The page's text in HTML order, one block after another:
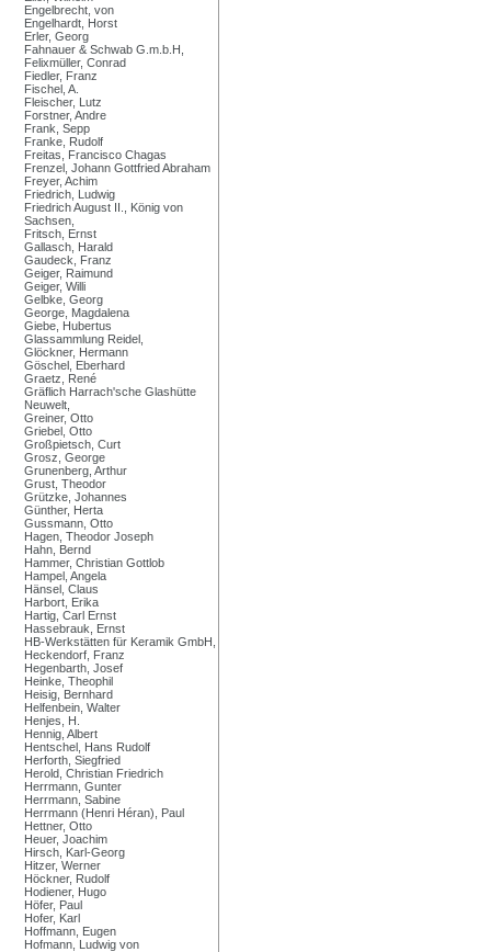
Engelbrecht, von
Engelhardt, Horst
Erler, Georg
Fahnauer & Schwab G.m.b.H,
Felixmüller, Conrad
Fiedler, Franz
Fischel, A.
Fleischer, Lutz
Forstner, Andre
Frank, Sepp
Franke, Rudolf
Freitas, Francisco Chagas
Frenzel, Johann Gottfried Abraham
Freyer, Achim
Friedrich, Ludwig
Friedrich August II., König von
Sachsen,
Fritsch, Ernst
Gallasch, Harald
Gaudeck, Franz
Geiger, Raimund
Geiger, Willi
Gelbke, Georg
George, Magdalena
Giebe, Hubertus
Glassammlung Reidel,
Glöckner, Hermann
Göschel, Eberhard
Graetz, René
Gräflich Harrach'sche Glashütte
Neuwelt,
Greiner, Otto
Griebel, Otto
Großpietsch, Curt
Grosz, George
Grunenberg, Arthur
Grust, Theodor
Grützke, Johannes
Günther, Herta
Gussmann, Otto
Hagen, Theodor Joseph
Hahn, Bernd
Hammer, Christian Gottlob
Hampel, Angela
Hänsel, Claus
Harbort, Erika
Hartig, Carl Ernst
Hassebrauk, Ernst
HB-Werkstätten für Keramik GmbH,
Heckendorf, Franz
Hegenbarth, Josef
Heinke, Theophil
Heisig, Bernhard
Helfenbein, Walter
Henjes, H.
Hennig, Albert
Hentschel, Hans Rudolf
Herforth, Siegfried
Herold, Christian Friedrich
Herrmann, Gunter
Herrmann, Sabine
Herrmann (Henri Héran), Paul
Hettner, Otto
Heuer, Joachim
Hirsch, Karl-Georg
Hitzer, Werner
Höckner, Rudolf
Hodiener, Hugo
Höfer, Paul
Hofer, Karl
Hoffmann, Eugen
Hofmann, Ludwig von